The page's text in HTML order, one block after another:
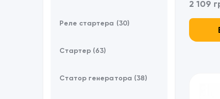
Реле стартера (30)
Стартер (63)
Статор генератора (38)
2 109